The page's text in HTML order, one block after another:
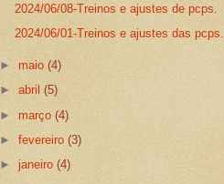
2024/06/08-Treinos e ajustes de pcps.
2024/06/01-Treinos e ajustes das pcps.
►maio(4)
►abril(5)
►março(4)
►fevereiro(3)
►janeiro(4)